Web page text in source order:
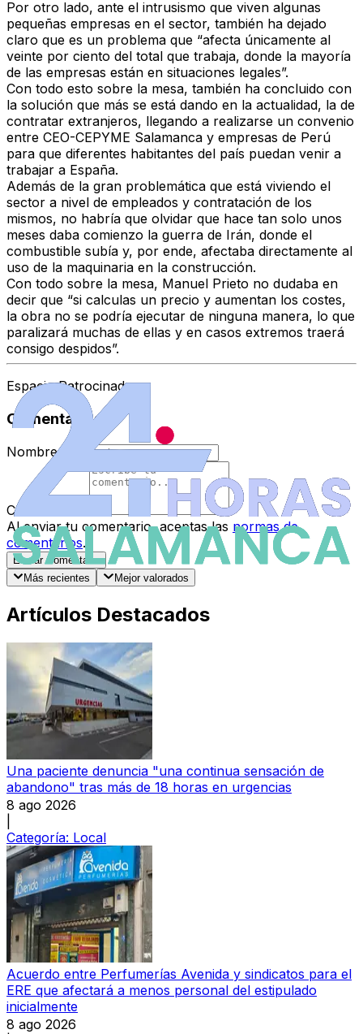
Por otro lado, ante el intrusismo que viven algunas
pequeñas empresas en el sector, también ha dejado
claro que es un problema que “afecta únicamente al
veinte por ciento del total que trabaja, donde la mayoría
de las empresas están en situaciones legales”.
Con todo esto sobre la mesa, también ha concluido con
la solución que más se está dando en la actualidad, la de
contratar extranjeros, llegando a realizarse un convenio
entre CEO-CEPYME Salamanca y empresas de Perú
para que diferentes habitantes del país puedan venir a
trabajar a España.
Además de la gran problemática que está viviendo el
sector a nivel de empleados y contratación de los
mismos, no habría que olvidar que hace tan solo unos
meses daba comienzo la guerra de Irán, donde el
combustible subía y, por ende, afectaba directamente al
uso de la maquinaria en la construcción.
Con todo sobre la mesa, Manuel Prieto no dudaba en
decir que “si calculas un precio y aumentan los costes,
la obra no se podría ejecutar de ninguna manera, lo que
paralizará muchas de ellas y en casos extremos traerá
consigo despidos”.
Espacio Patrocinado
Comentarios
Nombre
Comentario
Al enviar tu comentario, aceptas las normas de
comentarios.
Enviar Comentario
Más recientes
Mejor valorados
Artículos Destacados
Una paciente denuncia "una continua sensación de
abandono" tras más de 18 horas en urgencias
8 ago 2026
Categoría: Local
Acuerdo entre Perfumerías Avenida y sindicatos para el
ERE que afectará a menos personal del estipulado
inicialmente
8 ago 2026